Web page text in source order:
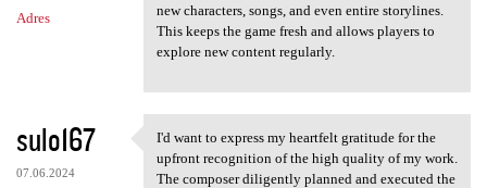
Adres
new characters, songs, and even entire storylines.
This keeps the game fresh and allows players to
explore new content regularly.
sulo167
07.06.2024
I'd want to express my
I'd want to express my heartfelt gratitude for the
upfront recognition of the high quality of my work.
The composer diligently planned and executed the